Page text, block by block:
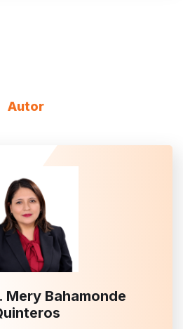
Autor
Mery Bahamonde